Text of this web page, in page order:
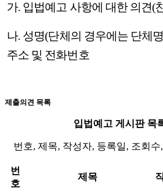
가. 입법예고 사항에 대한 의견(
나. 성명(단체의 경우에는 단체
주소 및 전화번호
제출의견 목록
입법예고 게시판 목
번호, 제목, 작성자, 등록일, 조회
번
호
제목